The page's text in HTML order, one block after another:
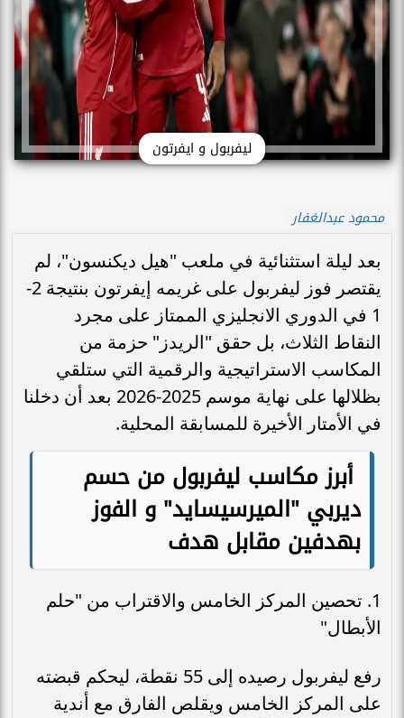
ليفربول و ايفرتون
محمود عبدالغفار
بعد ليلة استثنائية في ملعب "هيل ديكنسون"، لم
يقتصر فوز ليفربول على غريمه إيفرتون بنتيجة 2-
1 في الدوري الانجليزي الممتاز على مجرد
النقاط الثلاث، بل حقق "الريدز" حزمة من
المكاسب الاستراتيجية والرقمية التي ستلقي
بظلالها على نهاية موسم 2025-2026 بعد أن دخلنا
في الأمتار الأخيرة للمسابقة المحلية.
أبرز مكاسب ليفربول من حسم
ديربي "الميرسيسايد" و الفوز
بهدفين مقابل هدف
1. تحصين المركز الخامس والاقتراب من "حلم
الأبطال"
رفع ليفربول رصيده إلى 55 نقطة، ليحكم قبضته
على المركز الخامس ويقلص الفارق مع أندية